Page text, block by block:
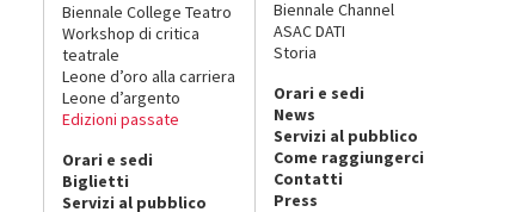
Biennale College Teatro
Workshop di critica
teatrale
Leone d’oro alla carriera
Leone d’argento
Edizioni passate
Orari e sedi
Biglietti
Servizi al pubblico
Biennale Channel
ASAC DATI
Storia
Orari e sedi
News
Servizi al pubblico
Come raggiungerci
Contatti
Press